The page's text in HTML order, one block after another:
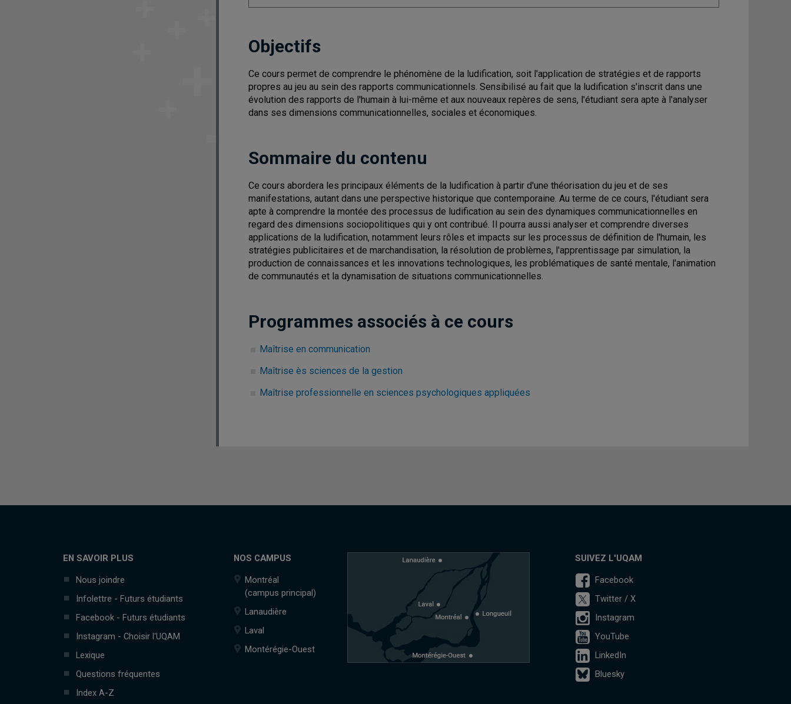
Objectifs
Ce cours permet de comprendre le phénomène de la ludification, soit l'application de stratégies et de rapports
propres au jeu au sein des rapports communicationnels. Sensibilisé au fait que la ludification s'inscrit dans une
évolution des rapports de l'humain à lui-même et aux nouveaux repères de sens, l'étudiant sera apte à l'analyser
dans ses dimensions communicationnelles, sociales et économiques.
Sommaire du contenu
Ce cours abordera les principaux éléments de la ludification à partir d'une théorisation du jeu et de ses
manifestations, autant dans une perspective historique que contemporaine. Au terme de ce cours, l'étudiant sera
apte à comprendre la montée des processus de ludification au sein des dynamiques communicationnelles en
regard des dimensions sociopolitiques qui y ont contribué. Il pourra aussi analyser et comprendre diverses
applications de la ludification, notamment leurs rôles et impacts sur les processus de définition de l'humain, les
stratégies publicitaires et de marchandisation, la résolution de problèmes, l'apprentissage par simulation, la
production de connaissances et les innovations technologiques, les problématiques de santé mentale, l'animation
de communautés et la dynamisation de situations communicationnelles.
Programmes associés à ce cours
Maîtrise en communication
Maîtrise ès sciences de la gestion
Maîtrise professionnelle en sciences psychologiques appliquées
EN SAVOIR PLUS
Nous joindre
Infolettre - Futurs étudiants
Facebook - Futurs étudiants
Instagram - Choisir l'UQAM
Lexique
Questions fréquentes
Index A-Z
NOS CAMPUS
Montréal
(campus principal)
Lanaudière
Laval
Montérégie-Ouest
SUIVEZ L'UQAM
Facebook
Twitter / X
Instagram
YouTube
LinkedIn
Bluesky